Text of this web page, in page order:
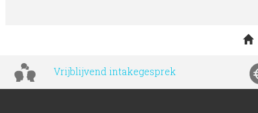
Vrijblijvend intakegesprek